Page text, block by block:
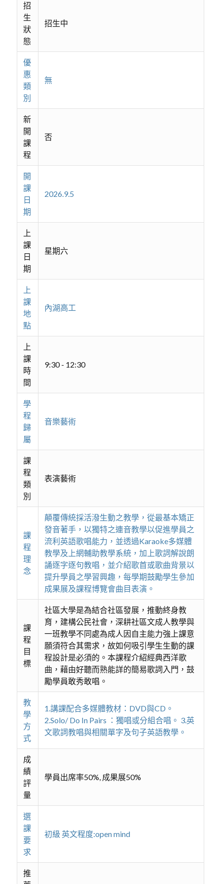
招
生
狀
態
招生中
優
惠
類
別
無
新
開
課
程
否
開
課
日
期
2026.9.5
上
課
日
期
星期六
上
課
地
點
內湖高工
上
課
時
間
9:30 - 12:30
學
程
歸
屬
音樂藝術
課
程
類
別
表演藝術
課
程
理
念
顛覆傳統採活潑生動之教學，從最基本矯正
發音著手，以獨特之連音教學以促進學員之
流利英語歌唱能力，並透過Karaoke多媒體
教學及上網輔助教學系統，加上歌詞解說朗
誦逐字逐句教唱，並介紹歌首或歌曲背景以
提升學員之學習興趣，每學期鼓勵學生參加
成果展及課程博覽會曲目表演。
課
程
目
標
社區大學是為結合社區發展，推動終身教
育，建構公民社會，深耕社區文成人教學與
一班教學不同處為成人因自主能力強上課意
願須符合其需求，故如何吸引學生生動的課
程設計是必須的。本課程介紹經典西洋歌
曲，藉由好聽而熟能詳的簡易歌詞入門，鼓
勵學員敢秀敢唱。
教
學
方
式
1.講課配合多媒體教材：DVD與CD。
2.Solo/ Do In Pairs ：獨唱或分組合唱。 3.英
文歌詞教唱與相關單字及句子英語教學。
成
績
評
量
學員出席率50%, 成果展50%
選
課
要
求
初級 英文程度:open mind
推